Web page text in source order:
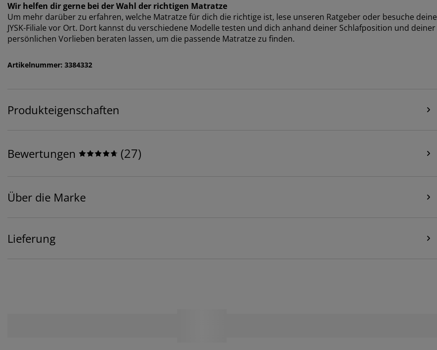
Wir helfen dir gerne bei der Wahl der richtigen Matratze
Um mehr darüber zu erfahren, welche Matratze für dich die richtige ist, lese unseren Ratgeber oder besuche deine
JYSK-Filiale vor Ort. Dort kannst du verschiedene Modelle testen und dich anhand deiner Schlafposition und deiner
persönlichen Vorlieben beraten lassen, um die passende Matratze zu finden.
Artikelnummer: 3384332
Produkteigenschaften
Bewertungen (27)
Über die Marke
Lieferung